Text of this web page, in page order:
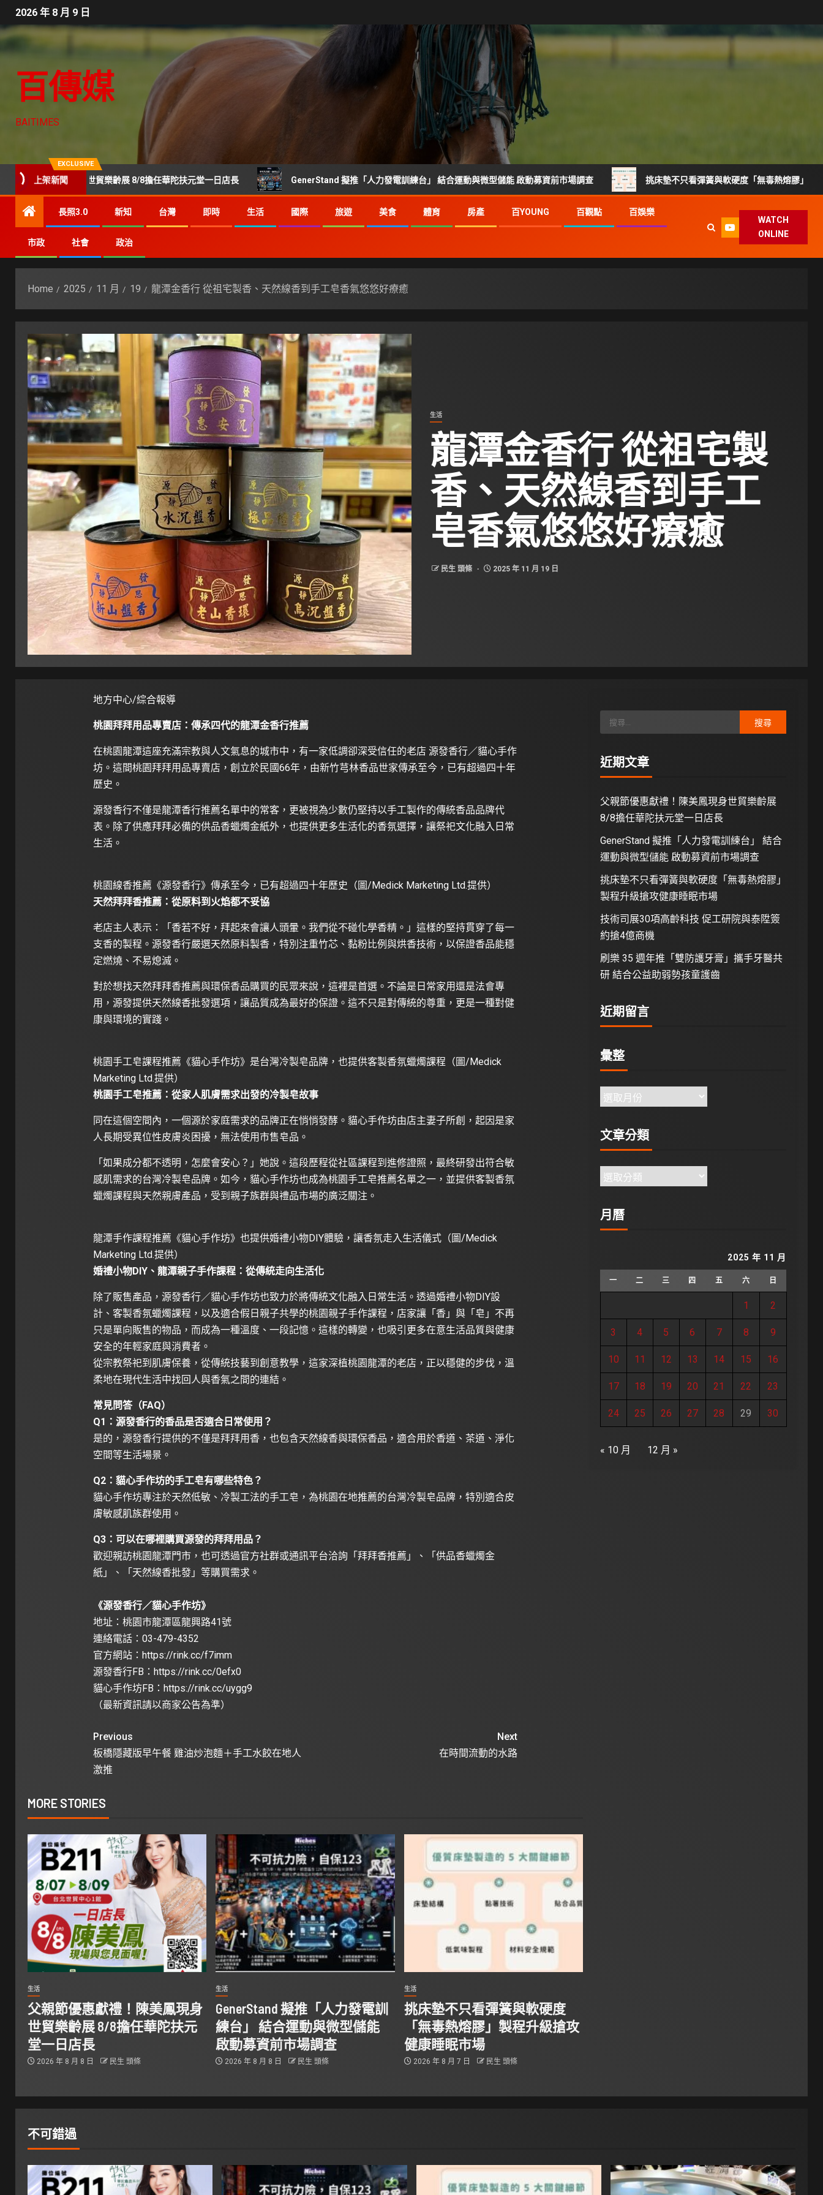
2026 年 8 月 9 日
百傳媒
BAITIMES
EXCLUSIVE
上架新聞
鳳現身世貿樂齡展 8/8擔任華陀扶元堂一日店長 GenerStand 擬推「人力發電訓練台」 結合運動與微型儲能 啟動募資前市場調查 挑床墊不只看彈簧與軟硬度「無毒熱熔膠」製程升級搶攻健
長照3.0 新知 台灣 即時 生活 國際 旅遊 美食 體育 房產 百YOUNG 百觀點 百娛樂
市政 社會 政治
WATCH
ONLINE
Home 2025 11 月 19 龍潭金香行 從祖宅製香、天然線香到手工皂香氣悠悠好療癒
生活
龍潭金香行 從祖宅製
香、天然線香到手工
皂香氣悠悠好療癒
民生 頭條 2025 年 11 月 19 日
地方中心/綜合報導
桃園拜拜用品專賣店：傳承四代的龍潭金香行推薦
在桃園龍潭這座充滿宗教與人文氣息的城市中，有一家低調卻深受信任的老店 源發香行／貓心手作
坊。這間桃園拜拜用品專賣店，創立於民國66年，由新竹芎林香品世家傳承至今，已有超過四十年
歷史。
源發香行不僅是龍潭香行推薦名單中的常客，更被視為少數仍堅持以手工製作的傳統香品品牌代
表。除了供應拜拜必備的供品香蠟燭金紙外，也提供更多生活化的香氛選擇，讓祭祀文化融入日常
生活。
桃園線香推薦《源發香行》傳承至今，已有超過四十年歷史（圖/Medick Marketing Ltd.提供）
天然拜拜香推薦：從原料到火焰都不妥協
老店主人表示：「香若不好，拜起來會讓人頭暈。我們從不碰化學香精。」這樣的堅持貫穿了每一
支香的製程。源發香行嚴選天然原料製香，特別注重竹芯、黏粉比例與烘香技術，以保證香品能穩
定燃燒、不易熄滅。
對於想找天然拜拜香推薦與環保香品購買的民眾來說，這裡是首選。不論是日常家用還是法會專
用，源發提供天然線香批發選項，讓品質成為最好的保證。這不只是對傳統的尊重，更是一種對健
康與環境的實踐。
桃園手工皂課程推薦《貓心手作坊》是台灣冷製皂品牌，也提供客製香氛蠟燭課程（圖/Medick
Marketing Ltd.提供）
桃園手工皂推薦：從家人肌膚需求出發的冷製皂故事
同在這個空間內，一個源於家庭需求的品牌正在悄悄發酵。貓心手作坊由店主妻子所創，起因是家
人長期受異位性皮膚炎困擾，無法使用市售皂品。
「如果成分都不透明，怎麼會安心？」她說。這段歷程從社區課程到進修證照，最終研發出符合敏
感肌需求的台灣冷製皂品牌。如今，貓心手作坊也成為桃園手工皂推薦名單之一，並提供客製香氛
蠟燭課程與天然親膚產品，受到親子族群與禮品市場的廣泛關注。
龍潭手作課程推薦《貓心手作坊》也提供婚禮小物DIY體驗，讓香氛走入生活儀式（圖/Medick
Marketing Ltd.提供）
婚禮小物DIY、龍潭親子手作課程：從傳統走向生活化
除了販售產品，源發香行／貓心手作坊也致力於將傳統文化融入日常生活。透過婚禮小物DIY設
計、客製香氛蠟燭課程，以及適合假日親子共學的桃園親子手作課程，店家讓「香」與「皂」不再
只是單向販售的物品，而成為一種溫度、一段記憶。這樣的轉變，也吸引更多在意生活品質與健康
安全的年輕家庭與消費者。
從宗教祭祀到肌膚保養，從傳統技藝到創意教學，這家深植桃園龍潭的老店，正以穩健的步伐，溫
柔地在現代生活中找回人與香氣之間的連結。
常見問答（FAQ）
Q1：源發香行的香品是否適合日常使用？
是的，源發香行提供的不僅是拜拜用香，也包含天然線香與環保香品，適合用於香道、茶道、淨化
空間等生活場景。
Q2：貓心手作坊的手工皂有哪些特色？
貓心手作坊專注於天然低敏、冷製工法的手工皂，為桃園在地推薦的台灣冷製皂品牌，特別適合皮
膚敏感肌族群使用。
Q3：可以在哪裡購買源發的拜拜用品？
歡迎親訪桃園龍潭門市，也可透過官方社群或通訊平台洽詢「拜拜香推薦」、「供品香蠟燭金
紙」、「天然線香批發」等購買需求。
《源發香行／貓心手作坊》
地址：桃園市龍潭區龍興路41號
連絡電話：03-479-4352
官方網站： https://rink.cc/f7imm
源發香行FB： https://rink.cc/0efx0
貓心手作坊FB： https://rink.cc/uygg9
（最新資訊請以商家公告為準）
Previous
板橋隱藏版早午餐 雞油炒泡麵＋手工水餃在地人
激推
Next
在時間流動的水路
MORE STORIES
生活
父親節優惠獻禮！陳美鳳現身
世貿樂齡展 8/8擔任華陀扶元
堂一日店長
2026 年 8 月 8 日 民生 頭條
生活
GenerStand 擬推「人力發電訓
練台」 結合運動與微型儲能
啟動募資前市場調查
2026 年 8 月 8 日 民生 頭條
生活
挑床墊不只看彈簧與軟硬度
「無毒熱熔膠」製程升級搶攻
健康睡眠市場
2026 年 8 月 7 日 民生 頭條
近期文章
父親節優惠獻禮！陳美鳳現身世貿樂齡展
8/8擔任華陀扶元堂一日店長
GenerStand 擬推「人力發電訓練台」 結合
運動與微型儲能 啟動募資前市場調查
挑床墊不只看彈簧與軟硬度「無毒熱熔膠」
製程升級搶攻健康睡眠市場
技術司展30項高齡科技 促工研院與泰陞簽
約搶4億商機
刷樂 35 週年推「雙防護牙膏」攜手牙醫共
研 結合公益助弱勢孩童護齒
近期留言
彙整
文章分類
月曆
2025 年 11 月
一 二 三 四 五 六 日
1 2
3 4 5 6 7 8 9
10 11 12 13 14 15 16
17 18 19 20 21 22 23
24 25 26 27 28 29 30
« 10 月 12 月 »
不可錯過